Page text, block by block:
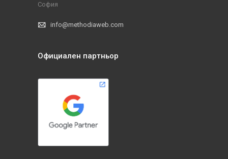
София
info@methodiaweb.com
Официален партньор